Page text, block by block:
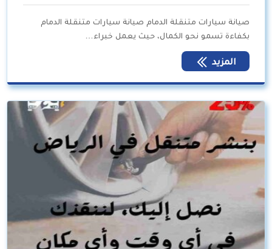
صيانة سيارات متنقلة الدمام صيانة سيارات متنقلة الدمام
بكفاءة تسمو نحو الكمال، حيث يعمل خبراء…
المزيد